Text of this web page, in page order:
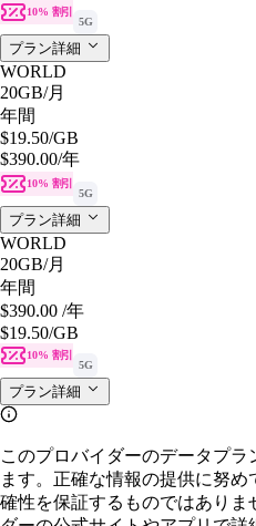
10% 割引
5G
プラン詳細
WORLD
20GB/月
年間
$19.50/GB
$390.00/年
10% 割引
5G
プラン詳細
WORLD
20GB/月
年間
$390.00 /年
$19.50/GB
10% 割引
5G
プラン詳細
このプロバイダーのデータプ
ます。正確な情報の提供に努
確性を保証するものではありま